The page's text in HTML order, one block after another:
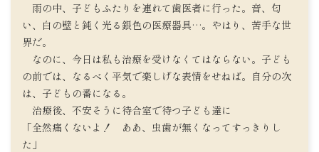
雨の中、子どもふたりを連れて歯医者に行った。音、匂
い、白の壁と鈍く光る銀色の医療器具…。やはり、苦手な世
界だ。
なのに、今日は私も治療を受けなくてはならない。子ども
の前では、なるべく平気で楽しげな表情をせねば。自分の次
は、子どもの番になる。
治療後、不安そうに待合室で待つ子ども達に
「全然痛くないよ！ ああ、虫歯が無くなってすっきりし
た」